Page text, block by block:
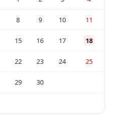
8 9 10 11
15 16 17 18
22 23 24 25
29 30